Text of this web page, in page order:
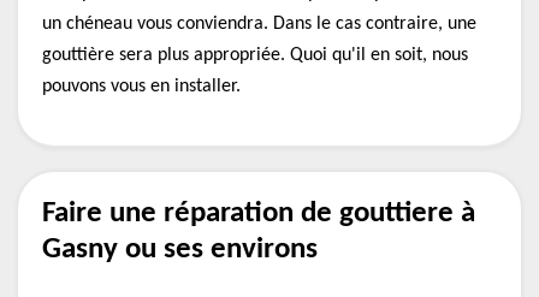
un chéneau vous conviendra. Dans le cas contraire, une
gouttière sera plus appropriée. Quoi qu'il en soit, nous
pouvons vous en installer.
Faire une réparation de gouttiere à
Gasny ou ses environs